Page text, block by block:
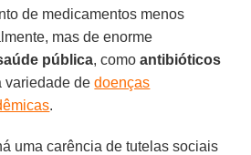
de medicamentos menos
mas de enorme
pública, comoantibióticos
variedade dedoenças
.
uma carência de tutelas sociais